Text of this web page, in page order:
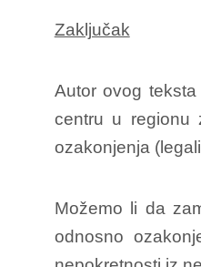
Zaključak
Autor ovog
centru u regionu
ozakonjenja
Možemo li da
odnosno